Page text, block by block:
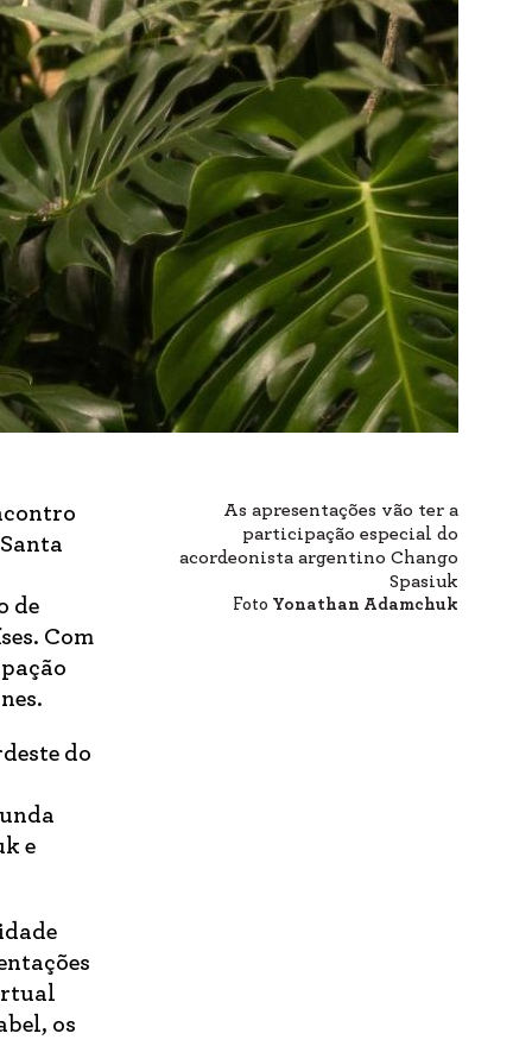
As apresentações vão ter a
participação especial do
acordeonista argentino Chango
Spasiuk
Foto Yonathan Adamchuk
de
Com
do
e
os